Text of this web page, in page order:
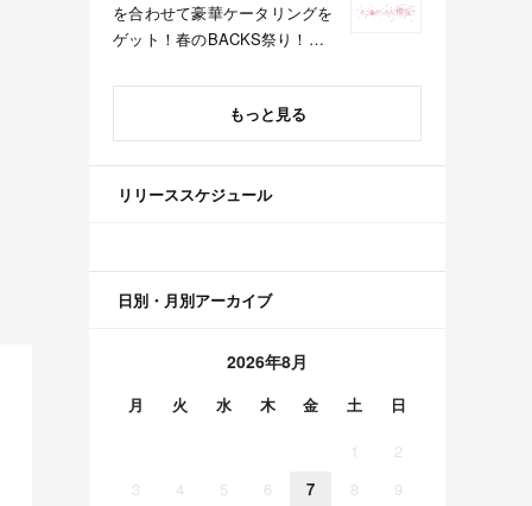
を合わせて豪華ケータリングを
ゲット！春のBACKS祭り！
京】
もっと見る
リリーススケジュール
日別・月別アーカイブ
2026年8月
月 火 水 木 金 土 日
1
2
3
4 5 6 7 8
9